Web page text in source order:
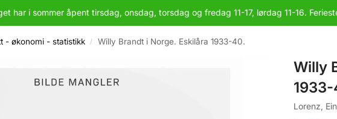
har i sommer åpent tirsdag, onsdag, torsdag og fredag 11-17, lørdag 11-16.
- økonomi - statistikk / Willy Brandt i Norge. Eskilåra 1933-40.
Willy
Lorenz,